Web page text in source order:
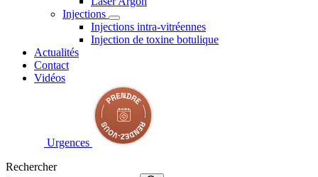
Injections
Injections intra-vitréennes
Injection de toxine botulique
Actualités
Contact
Vidéos
Urgences
Rechercher